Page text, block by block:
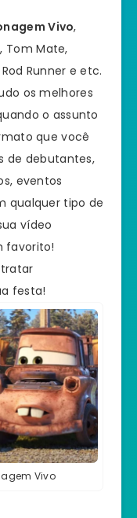
Vivo,
Tom Mate,
Runner e etc.
os melhores
o assunto
que você
de debutantes,
eventos
qualquer tipo de
vídeo
favorito!
festa!
Vivo